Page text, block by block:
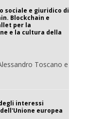
sociale e giuridico di
Blockchain e
per la
e la cultura della
Toscano e
interessi
europea